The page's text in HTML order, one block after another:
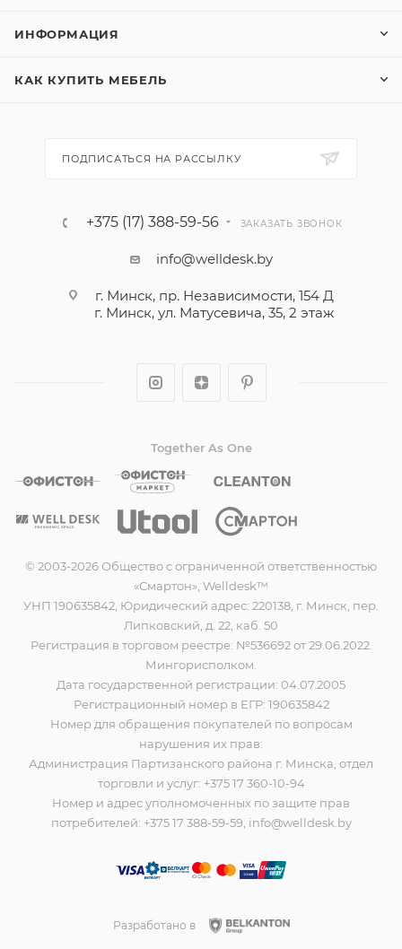
ИНФОРМАЦИЯ
КАК КУПИТЬ МЕБЕЛЬ
ПОДПИСАТЬСЯ НА РАССЫЛКУ
+375 (17) 388-59-56 ЗАКАЗАТЬ ЗВОНОК
info@welldesk.by
г. Минск, пр. Независимости, 154 Д
г. Минск, ул. Матусевича, 35, 2 этаж
Together As One
© 2003-2026 Общество с ограниченной ответственностью
«Смартон», Welldesk™
УНП 190635842, Юридический адрес: 220138, г. Минск, пер.
Липковский, д. 22, каб. 50
Регистрация в торговом реестре: №536692 от 29.06.2022.
Мингорисполком.
Дата государственной регистрации: 04.07.2005
Регистрационный номер в ЕГР: 190635842
Номер для обращения покупателей по вопросам
нарушения их прав:
Администрация Партизанского района г. Минска, отдел
торговли и услуг: +375 17 360-10-94
Номер и адрес уполномоченных по защите прав
потребителей: +375 17 388-59-59, info@welldesk.by
Разработано в